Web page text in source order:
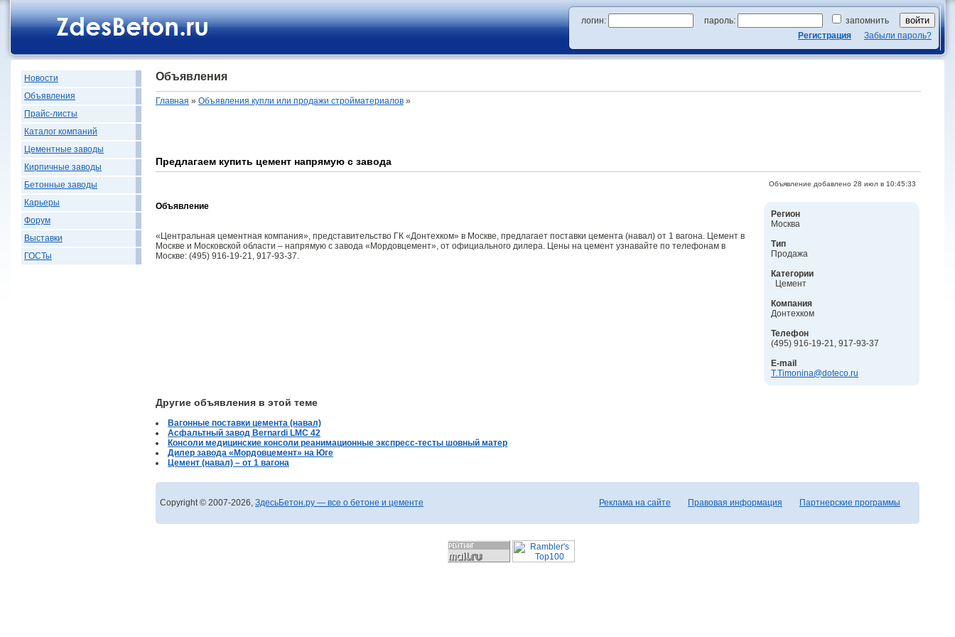
логин: пароль:
запомнить
Регистрация
Забыли пароль?
Новости
Объявления
Прайс-листы
Каталог компаний
Цементные заводы
Кирпичные заводы
Бетонные заводы
Карьеры
Форум
Выставки
ГОСТы
Объявления
Главная » Объявления купли или продажи стройматериалов »
Предлагаем купить цемент напрямую с завода
Объявление добавлено 28 июл в 10:45:33
Объявление
«Центральная цементная компания», представительство ГК «Донтехком» в Москве, предлагает поставки цемента (навал) от 1 вагона. Цемент в
Москве и Московской области – напрямую с завода «Мордовцемент», от официального дилера. Цены на цемент узнавайте по телефонам в
Москве: (495) 916-19-21, 917-93-37.
Регион
Москва
Тип
Продажа
Категории
Цемент
Компания
Донтехком
Телефон
(495) 916-19-21, 917-93-37
E-mail
T.Timonina@doteco.ru
Другие объявления в этой теме
Вагонные поставки цемента (навал)
Асфальтный завод Bernardi LMC 42
Консоли медицинские консоли реанимационные экспресс-тесты шовный матер
Дилер завода «Мордовцемент» на Юге
Цемент (навал) – от 1 вагона
Copyright © 2007-2026, ЗдесьБетон.ру — все о бетоне и цементе Реклама на сайте Правовая информация Партнерские программы